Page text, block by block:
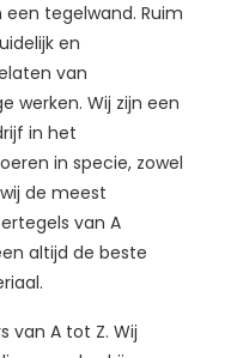
tegelwand. Ruim
en
van
werken. Wij zijn een
in het
in specie, zowel
de meest
van A
altijd de beste
van A tot Z. Wij